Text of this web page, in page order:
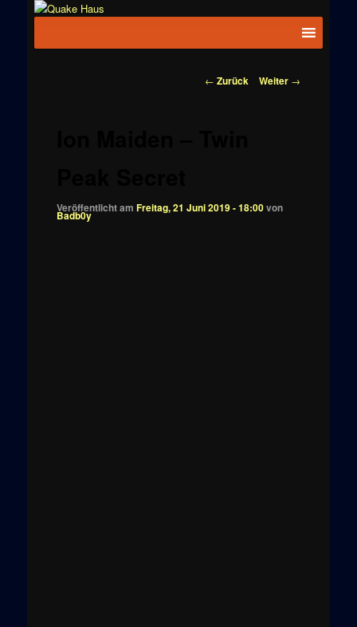
News zu
Beitragsnavigation
← Zurück Weiter →
Veröffentlicht am Freitag, 21 Juni 2019 - 18:00von
Badb0y